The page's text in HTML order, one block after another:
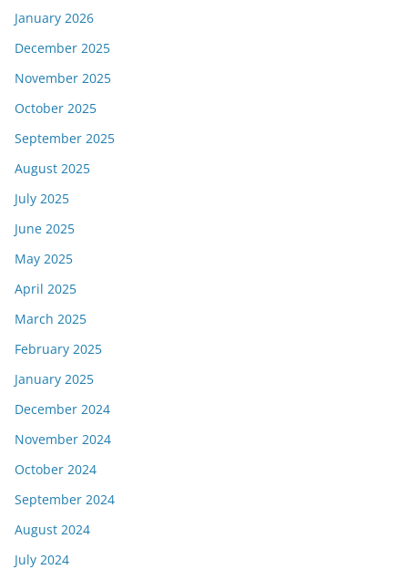
January 2026
December 2025
November 2025
October 2025
September 2025
August 2025
July 2025
June 2025
May 2025
April 2025
March 2025
February 2025
January 2025
December 2024
November 2024
October 2024
September 2024
August 2024
July 2024